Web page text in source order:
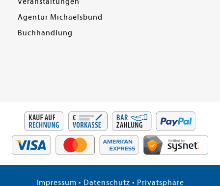
Agentur Michaelsbund
Buchhandlung
Impressum • Datenschutz • Privatsphäre